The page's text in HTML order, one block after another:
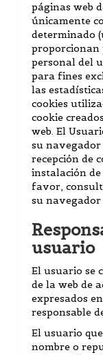
páginas web
únicamente
determinado
proporcionan
personal del
para fines
las
cookies
cookie
web. El
su
recepción de
instalación de
favor,
su
usuario
El usuario se
de la web de
expresados
responsable
El usuario
nombre o